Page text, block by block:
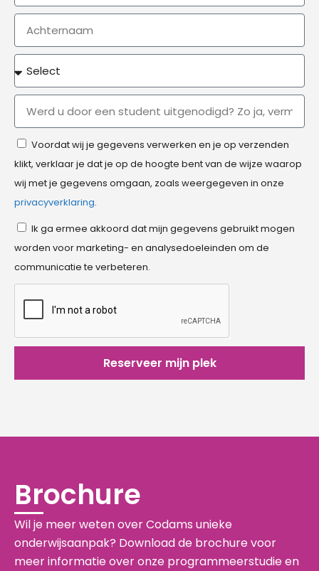
Voordat wij je gegevens verwerken en je op verzenden
klikt, verklaar je dat je op de hoogte bent van de wijze waarop
wij met je gegevens omgaan, zoals weergegeven in onze
privacyverklaring.
Ik ga ermee akkoord dat mijn gegevens gebruikt mogen
worden voor marketing- en analysedoeleinden om de
communicatie te verbeteren.
Reserveer mijn plek
Brochure
Wil je meer weten over Codams unieke
onderwijsaanpak? Download de brochure voor
meer informatie over onze programmeerstudie en